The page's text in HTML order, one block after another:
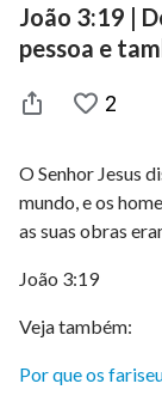
João 3:19 |
pessoa e
2
O Senhor Jesus
mundo, e os
as suas obras
João 3:19
Veja também:
Por que os